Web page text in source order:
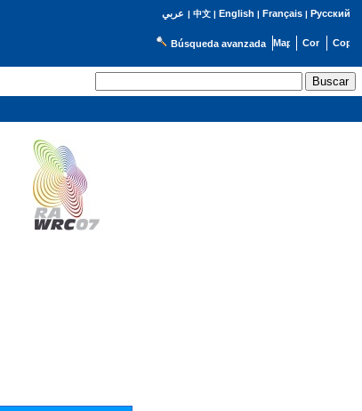
عربي | 中文| English | Français| Русский
Búsqueda avanzada